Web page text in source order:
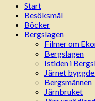
Start
Besöksmål
Böcker
Bergslagen
Filmer om
Bergslagen
Istiden i
Järnet
Bergsmännen
Järnbruket